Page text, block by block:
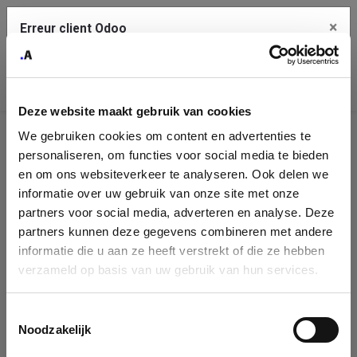
Deze website maakt gebruik van cookies
We gebruiken cookies om content en advertenties te
personaliseren, om functies voor social media te bieden
en om ons websiteverkeer te analyseren. Ook delen we
informatie over uw gebruik van onze site met onze
partners voor social media, adverteren en analyse. Deze
partners kunnen deze gegevens combineren met andere
informatie die u aan ze heeft verstrekt of die ze hebben
verzameld op basis van uw gebruik van hun services.
Noodzakelijk
Identification
de
l'entreprise
Please fill in your company details
form. If you don't find your company in our database, you can create
a new company record with the button below.
Erreur client Odoo ×
Une erreur s'est produite
Utilisez le bouton Copier pour reporter cette erreur à votre
service de support.
Voir les détails
Ok